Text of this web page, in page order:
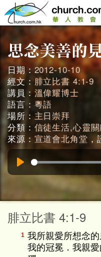
日期：2012-10-10
經文：腓立比書 4:1-9
講員： 溫偉耀博士
語言： 粵語
場所： 主日崇拜
分類： 信徒生活,心靈
來源： 宣道會北角堂
腓立比書 4:1-9
1 我所親愛所想念的
我的冠冕．我親